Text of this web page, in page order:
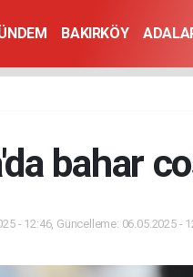
BAKIRKÖY
bahar
- 12:46, Güncelleme: 06.05.2025 -